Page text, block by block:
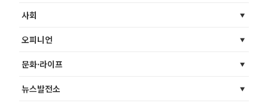
사회
오피니언
문화·라이프
뉴스발전소